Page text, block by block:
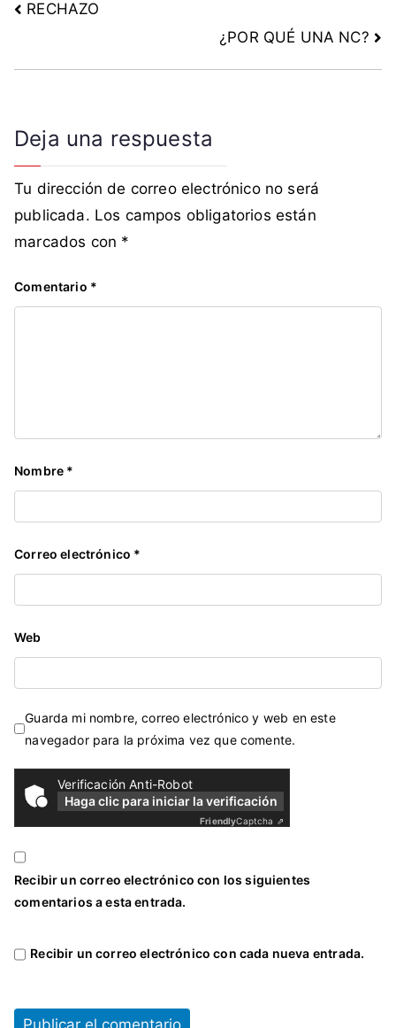
RECHAZO
¿POR QUÉ UNA NC?
Deja una respuesta
Tu dirección de correo electrónico no será
publicada. Los campos obligatorios están
marcados con *
Comentario *
Nombre *
Correo electrónico *
Web
Guarda mi nombre, correo electrónico y web en este
navegador para la próxima vez que comente.
Verificación Anti-Robot
Haga clic para iniciar la verificación
FriendlyCaptcha ⇗
Recibir un correo electrónico con los siguientes
comentarios a esta entrada.
Recibir un correo electrónico con cada nueva entrada.